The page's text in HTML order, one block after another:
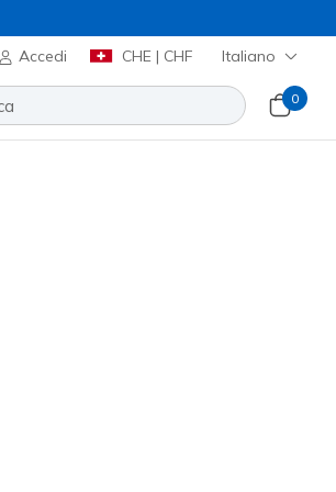
Accedi CHE | CHF Italiano
0